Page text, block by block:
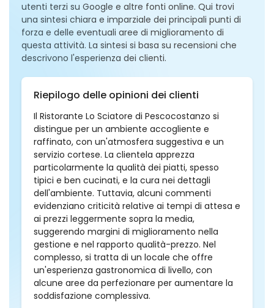
utenti terzi su Google e altre fonti online. Qui trovi
una sintesi chiara e imparziale dei principali punti di
forza e delle eventuali aree di miglioramento di
questa attività. La sintesi si basa su recensioni che
descrivono l'esperienza dei clienti.
Riepilogo delle opinioni dei clienti
Il Ristorante Lo Sciatore di Pescocostanzo si
distingue per un ambiente accogliente e
raffinato, con un'atmosfera suggestiva e un
servizio cortese. La clientela apprezza
particolarmente la qualità dei piatti, spesso
tipici e ben cucinati, e la cura nei dettagli
dell'ambiente. Tuttavia, alcuni commenti
evidenziano criticità relative ai tempi di attesa e
ai prezzi leggermente sopra la media,
suggerendo margini di miglioramento nella
gestione e nel rapporto qualità-prezzo. Nel
complesso, si tratta di un locale che offre
un'esperienza gastronomica di livello, con
alcune aree da perfezionare per aumentare la
soddisfazione complessiva.